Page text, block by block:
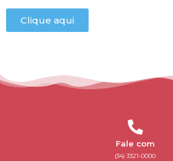
Clique aqui
Fale com
(34) 3321-0000